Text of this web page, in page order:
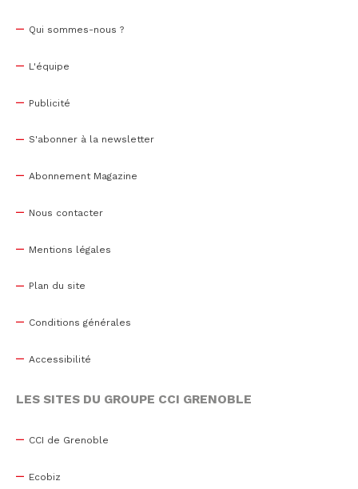
Qui sommes-nous ?
L'équipe
Publicité
S'abonner à la newsletter
Abonnement Magazine
Nous contacter
Mentions légales
Plan du site
Conditions générales
Accessibilité
LES SITES DU GROUPE CCI GRENOBLE
CCI de Grenoble
Ecobiz